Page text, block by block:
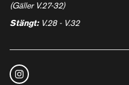
(Gäller V.27-32)
Stängt: V.28 - V.32